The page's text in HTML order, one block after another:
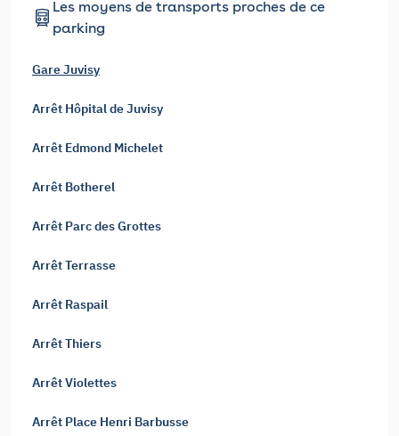
Les moyens de transports proches de ce
parking
Gare Juvisy
Arrêt Hôpital de Juvisy
Arrêt Edmond Michelet
Arrêt Botherel
Arrêt Parc des Grottes
Arrêt Terrasse
Arrêt Raspail
Arrêt Thiers
Arrêt Violettes
Arrêt Place Henri Barbusse